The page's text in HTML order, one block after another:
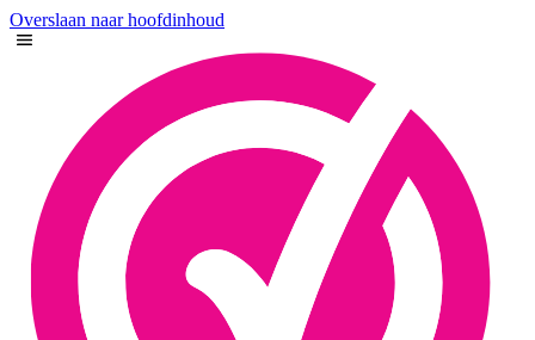
Overslaan naar hoofdinhoud